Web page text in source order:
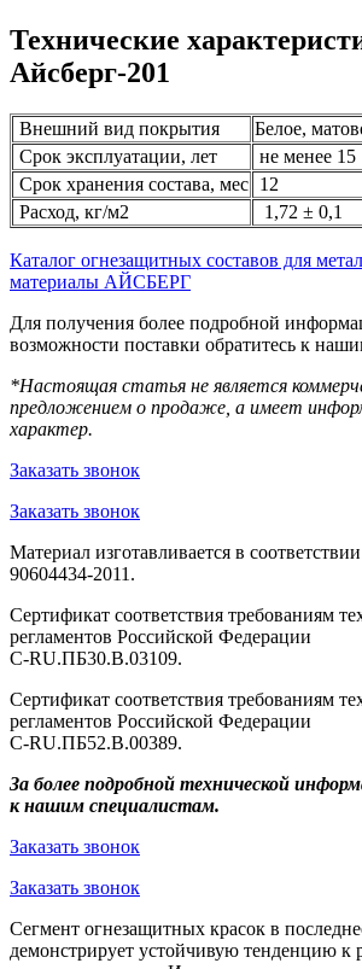
Технические
Айсберг-201
Внешний вид покрытия
Белое,
Срок эксплуатации, лет
не менее 15
Срок хранения состава, мес 12
Расход, кг/м2
1,72 ± 0,1
Каталог огнезащитных составов для
материалы АЙСБЕРГ
Для получения более подробной
возможности поставки обратитесь к
*Настоящая статья не является
предложением о продаже, а имеет
характер.
Заказать звонок
Заказать звонок
Материал изготавливается в
90604434-2011.
Сертификат соответствия требованиям
регламентов Российской Федерации
С-RU.ПБ30.В.03109.
Сертификат соответствия требованиям
регламентов Российской Федерации
С-RU.ПБ52.В.00389.
За более подробной технической
к нашим специалистам.
Заказать звонок
Заказать звонок
Сегмент огнезащитных красок в
демонстрирует устойчивую тенденцию к